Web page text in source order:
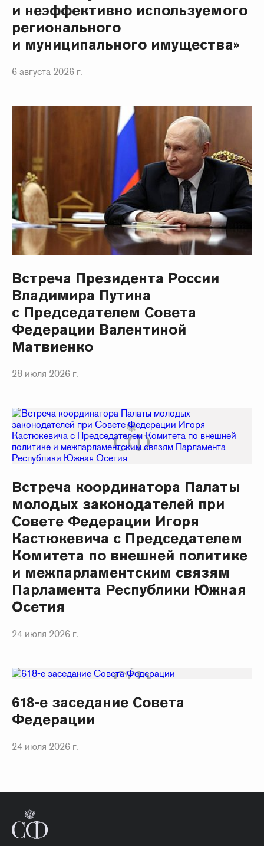
и неэффективно используемого
регионального
и муниципального имущества»
6 августа 2026 г.
Встреча Президента России
Владимира Путина
с Председателем Совета
Федерации Валентиной
Матвиенко
28 июля 2026 г.
Встреча координатора Палаты
молодых законодателей при
Совете Федерации Игоря
Кастюкевича с Председателем
Комитета по внешней политике
и межпарламентским связям
Парламента Республики Южная
Осетия
24 июля 2026 г.
618-е заседание Совета
Федерации
24 июля 2026 г.